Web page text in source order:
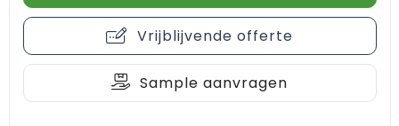
Vrijblijvende offerte
Sample aanvragen